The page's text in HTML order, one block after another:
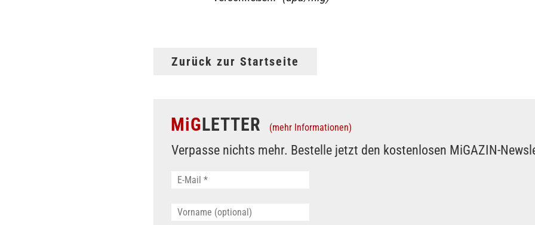
Zurück zur Startseite
MiGLETTER (mehr Informationen)
Verpasse nichts mehr. Bestelle jetzt den kostenlosen MiGAZIN-